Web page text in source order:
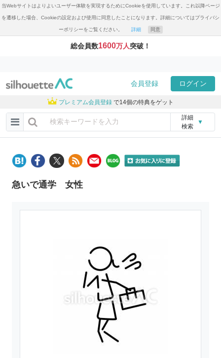
当Webサイトはよりよいユーザー体験を実現するためにCookieを使用しています。これ以降ページ
を遷移した場合、Cookieの設定および使用に同意したことになります。詳細についてはプライバシ
ーポリシーをご覧ください。 詳細 同意
総会員数1600万人突破！
会員登録 ログイン
プレミアム会員登録 で14個の特典をゲット
詳細
検索
▼
急いで通学 女性